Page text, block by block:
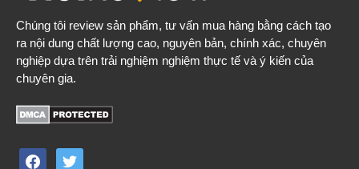
Chúng tôi review sản phẩm, tư vấn mua hàng bằng cách tạo
ra nội dung chất lượng cao, nguyên bản, chính xác, chuyên
nghiệp dựa trên trải nghiệm nghiệm thực tế và ý kiến của
chuyên gia.
facebooktwitter